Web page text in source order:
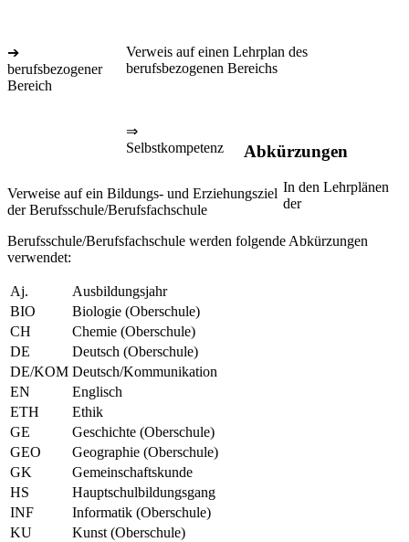
➔
berufsbezogener
Bereich
Verweis auf einen Lehrplan des
berufsbezogenen Bereichs
⇒
Selbstkompetenz
Verweise auf ein Bildungs- und Erziehungsziel
der Berufsschule/Berufsfachschule
Abkürzungen
In den Lehrplänen
der
Berufsschule/Berufsfachschule werden folgende Abkürzungen
verwendet:
Aj.
Ausbildungsjahr
BIO
Biologie (Oberschule)
CH
Chemie (Oberschule)
DE
Deutsch (Oberschule)
DE/KOM Deutsch/Kommunikation
EN
Englisch
ETH
Ethik
GE
Geschichte (Oberschule)
GEO
Geographie (Oberschule)
GK
Gemeinschaftskunde
HS
Hauptschulbildungsgang
INF
Informatik (Oberschule)
KU
Kunst (Oberschule)